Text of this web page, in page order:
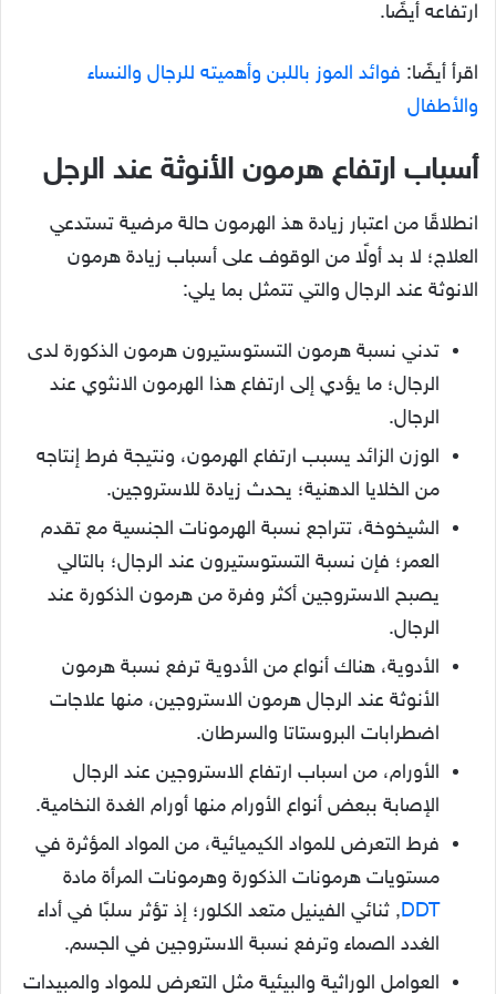
ارتفاعه أيضًا.
اقرأ أيضًا: فوائد الموز باللبن وأهميته للرجال والنساء
والأطفال
أسباب ارتفاع هرمون الأنوثة عند الرجل
انطلاقًا من اعتبار زيادة هذ الهرمون حالة مرضية تستدعي
العلاج؛ لا بد أولًا من الوقوف على أسباب زيادة هرمون
الانوثة عند الرجال والتي تتمثل بما يلي:
تدني نسبة هرمون التستوستيرون هرمون الذكورة لدى
الرجال؛ ما يؤدي إلى ارتفاع هذا الهرمون الانثوي عند
الرجال.
الوزن الزائد يسبب ارتفاع الهرمون، ونتيجة فرط إنتاجه
من الخلايا الدهنية؛ يحدث زيادة للاستروجين.
الشيخوخة، تتراجع نسبة الهرمونات الجنسية مع تقدم
العمر؛ فإن نسبة التستوستيرون عند الرجال؛ بالتالي
يصبح الاستروجين أكثر وفرة من هرمون الذكورة عند
الرجال.
الأدوية، هناك أنواع من الأدوية ترفع نسبة هرمون
الأنوثة عند الرجال هرمون الاستروجين، منها علاجات
اضطرابات البروستاتا والسرطان.
الأورام، من اسباب ارتفاع الاستروجين عند الرجال
الإصابة ببعض أنواع الأورام منها أورام الغدة النخامية.
فرط التعرض للمواد الكيميائية، من المواد المؤثرة في
مستويات هرمونات الذكورة وهرمونات المرأة مادة
DDT, ثنائي الفينيل متعد الكلور؛ إذ تؤثر سلبًا في أداء
الغدد الصماء وترفع نسبة الاستروجين في الجسم.
العوامل الوراثية والبيئية مثل التعرض للمواد والمبيدات